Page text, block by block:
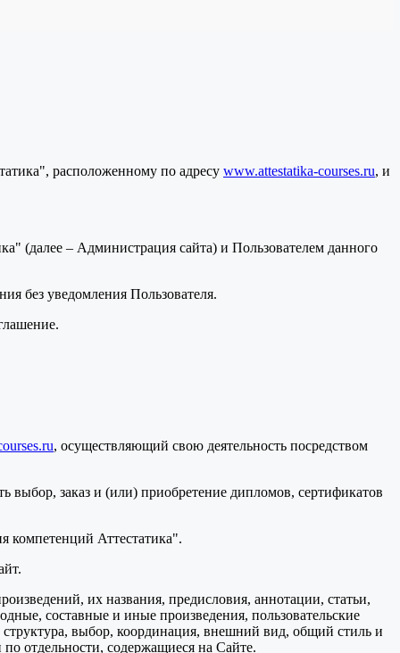
расположенному по адресу www.attestatika-courses.ru, и
(далее – Администрация сайта) и Пользователем данного
без уведомления Пользователя.
, осуществляющий свою деятельность посредством
заказ и (или) приобретение дипломов, сертификатов
компетенций Аттестатика".
их названия, предисловия, аннотации, статьи,
составные и иные произведения, пользовательские
выбор, координация, внешний вид, общий стиль и
отдельности, содержащиеся на Сайте.